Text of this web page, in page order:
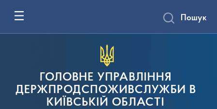
ГОЛОВНЕ УПРАВЛІННЯ
ДЕРЖПРОДСПОЖИВСЛУЖБИ В
КИЇВСЬКІЙ ОБЛАСТІ
Пошук